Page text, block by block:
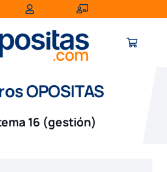
OPOSITAS
16 (gestión)